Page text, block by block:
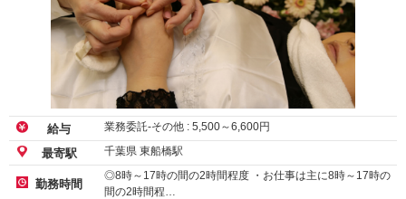
給与 業務委託-その他 : 5,500～6,600円
最寄駅 千葉県 東船橋駅
勤務時間
◎8時～17時の間の2時間程度 ・お仕事は主に8時～17時の
間の2時間程…